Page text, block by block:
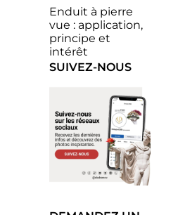
Enduit à pierre
vue : application,
principe et
intérêt
SUIVEZ-NOUS